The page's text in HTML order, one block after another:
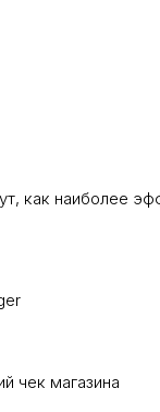
как наиболее
чек магазина